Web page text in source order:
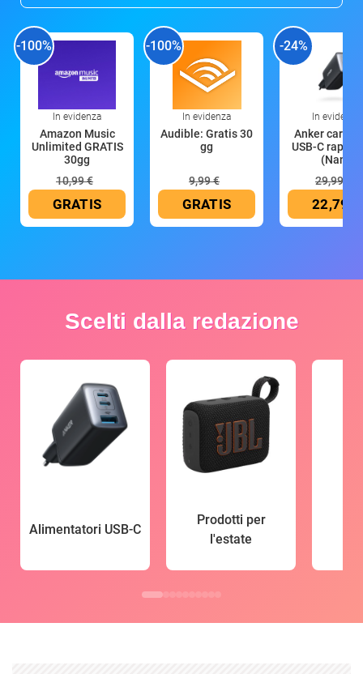
-100%
In evidenza
Amazon Music
Unlimited GRATIS
30gg
10,99 €
GRATIS
-100%
In evidenza
Audible: Gratis 30
gg
9,99 €
GRATIS
-24%
In evidenza
Anker
USB-C rapido
(Nano
29,99 €
22,79 €
Scelti dalla redazione
Alimentatori USB-C
Prodotti per
l'estate